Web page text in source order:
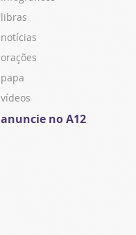
libras
notícias
orações
papa
vídeos
anuncie no A12